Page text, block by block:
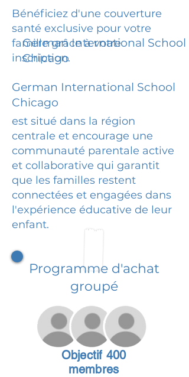
Bénéficiez d'une couverture
santé exclusive pour votre
famille grâce à votre
inscription.
German International School
Chicago
German International School
Chicago
est situé dans la région
centrale et encourage une
communauté parentale active
et collaborative qui garantit
que les familles restent
connectées et engagées dans
l'expérience éducative de leur
enfant.
Programme d'achat
groupé
Objectif 400
membres